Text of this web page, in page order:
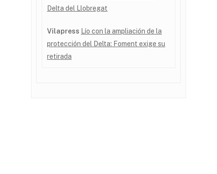
Delta del Llobregat
Vilapress Lío con la ampliación de la
protección del Delta: Foment exige su
retirada